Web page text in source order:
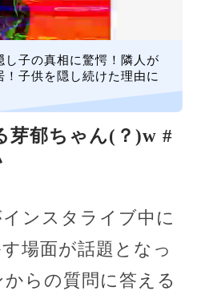
子の真相に驚愕！隣人が
子供を隠し続けた理由に
芽郁ちゃん(？)w #
ンスタライブ中に
場面が話題となっ
らの質問に答える